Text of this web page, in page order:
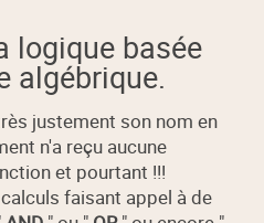
logique basée
algébrique.
justement son nom en
n'a reçu aucune
et pourtant !!!
faisant appel à de